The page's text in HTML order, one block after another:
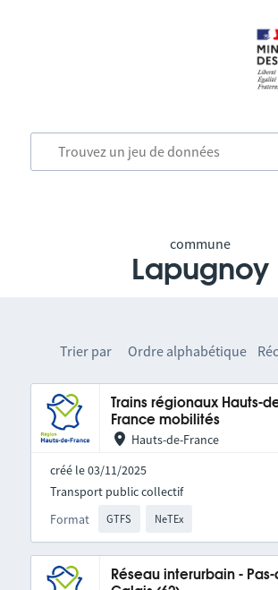
commune
Lapugnoy
Trier par Ordre alphabétique
Trains régionaux Hauts-
France mobilités
Hauts-de-France
créé le 03/11/2025
Format GTFS NeTEx
Transport public collectif
Réseau interurbain -